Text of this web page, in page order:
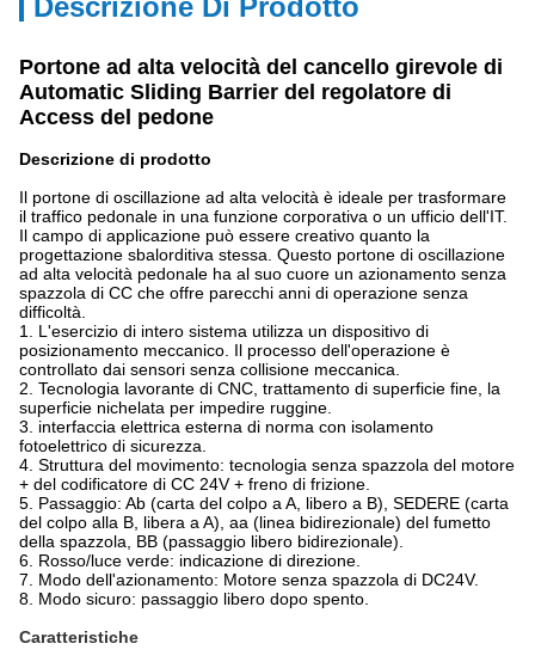
Descrizione Di Prodotto
Portone ad alta velocità del cancello girevole di
Automatic Sliding Barrier del regolatore di
Access del pedone
Descrizione di prodotto
Il portone di oscillazione ad alta velocità è ideale per trasformare
il traffico pedonale in una funzione corporativa o un ufficio dell'IT.
Il campo di applicazione può essere creativo quanto la
progettazione sbalorditiva stessa. Questo portone di oscillazione
ad alta velocità pedonale ha al suo cuore un azionamento senza
spazzola di CC che offre parecchi anni di operazione senza
difficoltà.
1. L'esercizio di intero sistema utilizza un dispositivo di
posizionamento meccanico. Il processo dell'operazione è
controllato dai sensori senza collisione meccanica.
2. Tecnologia lavorante di CNC, trattamento di superficie fine, la
superficie nichelata per impedire ruggine.
3. interfaccia elettrica esterna di norma con isolamento
fotoelettrico di sicurezza.
4. Struttura del movimento: tecnologia senza spazzola del motore
+ del codificatore di CC 24V + freno di frizione.
5. Passaggio: Ab (carta del colpo a A, libero a B), SEDERE (carta
del colpo alla B, libera a A), aa (linea bidirezionale) del fumetto
della spazzola, BB (passaggio libero bidirezionale).
6. Rosso/luce verde: indicazione di direzione.
7. Modo dell'azionamento: Motore senza spazzola di DC24V.
8. Modo sicuro: passaggio libero dopo spento.
Caratteristiche